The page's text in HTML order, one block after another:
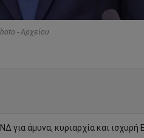
- Αρχείου
για άμυνα, κυριαρχία και ισχυρή